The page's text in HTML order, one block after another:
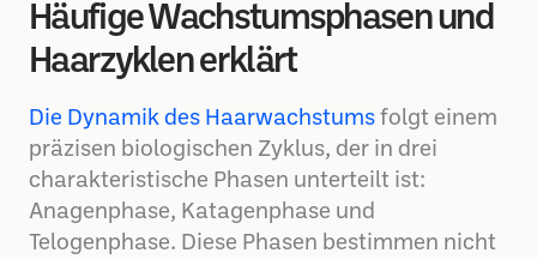
Häufige Wachstumsphasen und
Haarzyklen erklärt
Die Dynamik des Haarwachstums folgt einem
präzisen biologischen Zyklus, der in drei
charakteristische Phasen unterteilt ist:
Anagenphase, Katagenphase und
Telogenphase. Diese Phasen bestimmen nicht